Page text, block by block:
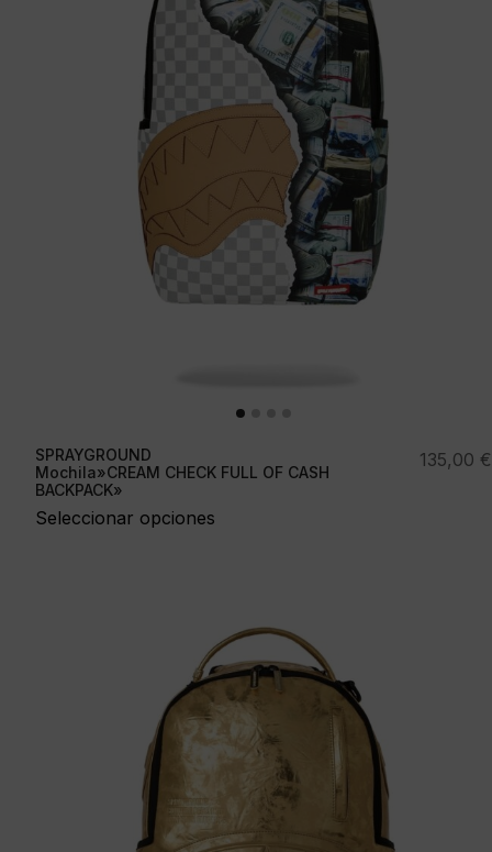
SPRAYGROUND
Mochila»CREAM CHECK FULL OF CASH
BACKPACK»
Seleccionar opciones
135,00 €